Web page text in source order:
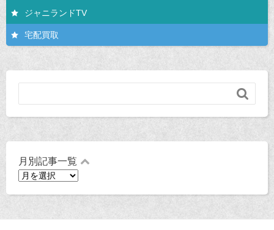
ジャニランドTV
宅配買取

月別記事一覧
月